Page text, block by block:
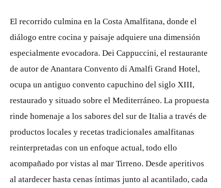
El recorrido culmina en la Costa Amalfitana, donde el
diálogo entre cocina y paisaje adquiere una dimensión
especialmente evocadora. Dei Cappuccini, el restaurante
de autor de Anantara Convento di Amalfi Grand Hotel,
ocupa un antiguo convento capuchino del siglo XIII,
restaurado y situado sobre el Mediterráneo. La propuesta
rinde homenaje a los sabores del sur de Italia a través de
productos locales y recetas tradicionales amalfitanas
reinterpretadas con un enfoque actual, todo ello
acompañado por vistas al mar Tirreno. Desde aperitivos
al atardecer hasta cenas íntimas junto al acantilado, cada